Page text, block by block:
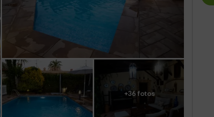
+36 fotos